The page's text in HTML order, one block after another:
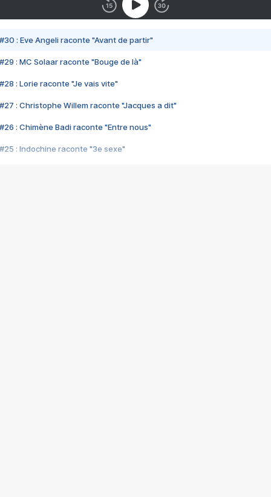
#30 : Eve Angeli raconte "Avant de partir"
#29 : MC Solaar raconte "Bouge de là"
#28 : Lorie raconte "Je vais vite"
#27 : Christophe Willem raconte "Jacques a dit"
#26 : Chimène Badi raconte "Entre nous"
#25 : Indochine raconte "3e sexe"